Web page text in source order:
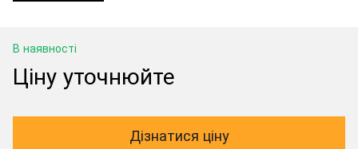
В наявності
Ціну уточнюйте
Дізнатися ціну